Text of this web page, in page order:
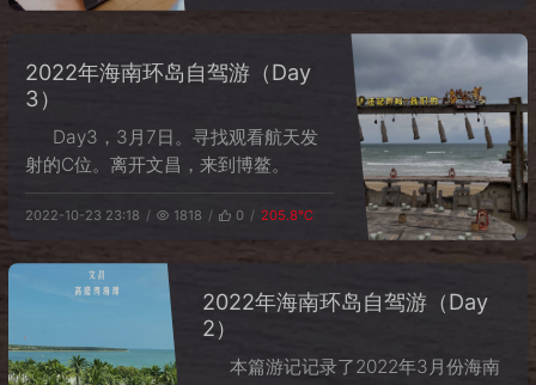
2022年海南环岛自驾游（Day
3）
Day3，3月7日。寻找观看航天发
射的C位。离开文昌，来到博鳌。
2022-10-23 23:18 1818 0 205.8℃
2022年海南环岛自驾游（Day
2）
本篇游记记录了2022年3月份海南